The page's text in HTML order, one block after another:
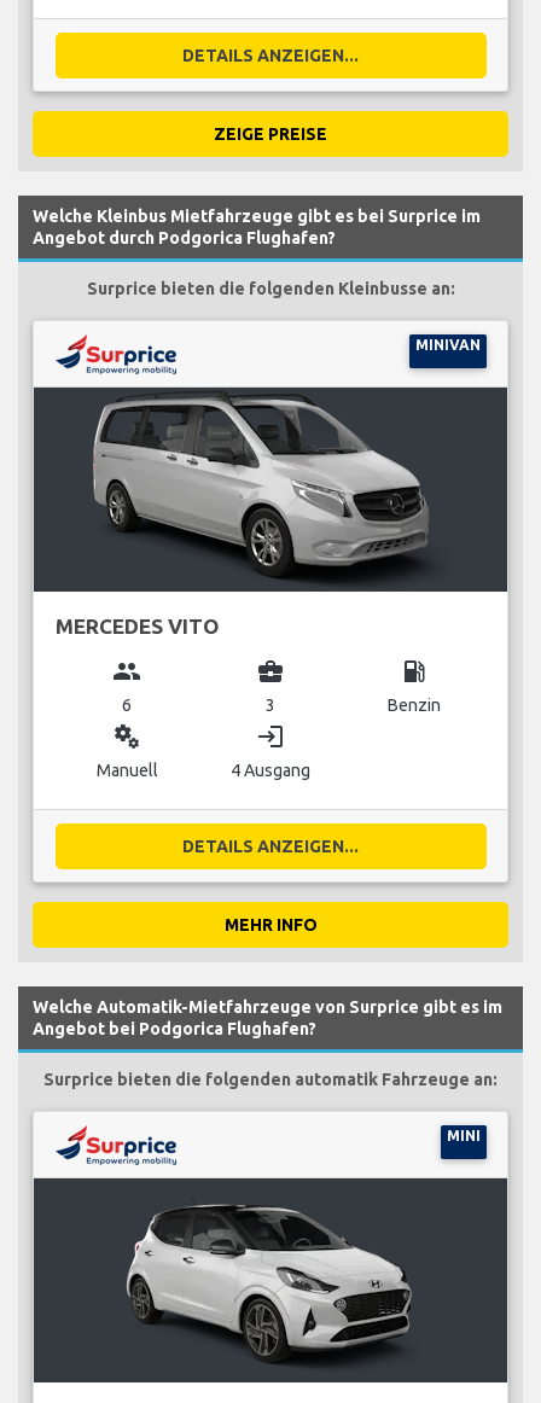
DETAILS ANZEIGEN...
ZEIGE PREISE
Welche Kleinbus Mietfahrzeuge gibt es bei Surprice im
Angebot durch Podgorica Flughafen?
Surprice bieten die folgenden Kleinbusse an:
MINIVAN
MERCEDES VITO
group
6
business_center
3
local_gas_station
Benzin
miscellaneous_services
Manuell
login
4 Ausgang
DETAILS ANZEIGEN...
MEHR INFO
Welche Automatik-Mietfahrzeuge von Surprice gibt es im
Angebot bei Podgorica Flughafen?
Surprice bieten die folgenden automatik Fahrzeuge an:
MINI